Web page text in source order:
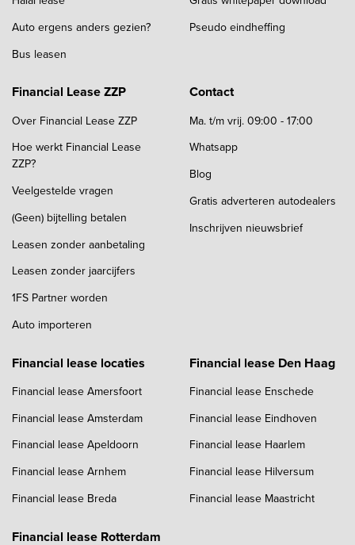
Auto ergens anders gezien?
Bus leasen
Pseudo eindheffing
Financial Lease ZZP
Over Financial Lease ZZP
Hoe werkt Financial Lease
ZZP?
Veelgestelde vragen
(Geen) bijtelling betalen
Leasen zonder aanbetaling
Leasen zonder jaarcijfers
1FS Partner worden
Auto importeren
Contact
Ma. t/m vrij. 09:00 - 17:00
Whatsapp
Blog
Gratis adverteren autodealers
Inschrijven nieuwsbrief
Financial lease locaties
Financial lease Amersfoort
Financial lease Amsterdam
Financial lease Apeldoorn
Financial lease Arnhem
Financial lease Breda
Financial lease Den Haag
Financial lease Enschede
Financial lease Eindhoven
Financial lease Haarlem
Financial lease Hilversum
Financial lease Maastricht
Financial lease Rotterdam